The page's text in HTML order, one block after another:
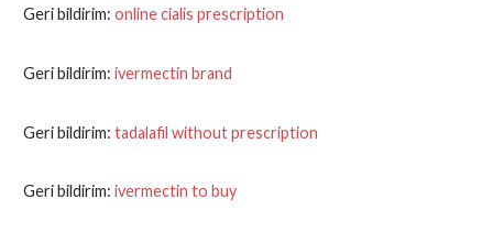
Geri bildirim: online cialis prescription
Geri bildirim: ivermectin brand
Geri bildirim: tadalafil without prescription
Geri bildirim: ivermectin to buy